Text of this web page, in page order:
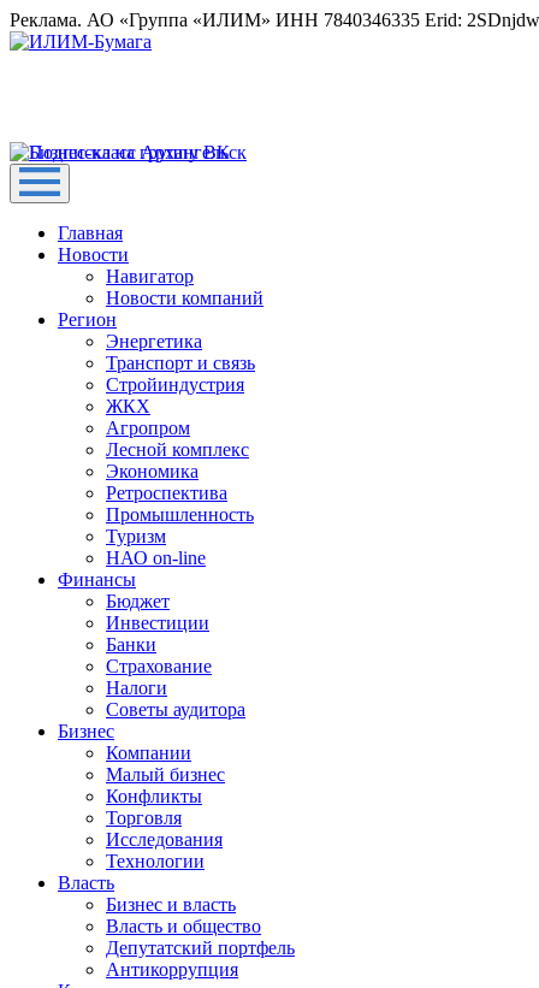
Реклама. АО «Группа «ИЛИМ» ИНН 7840346335 Erid:
Главная
Новости
Навигатор
Новости компаний
Регион
Энергетика
Транспорт и связь
Стройиндустрия
ЖКХ
Агропром
Лесной комплекс
Экономика
Ретроспектива
Промышленность
Туризм
НАО on-line
Финансы
Бюджет
Инвестиции
Банки
Страхование
Налоги
Советы аудитора
Бизнес
Компании
Малый бизнес
Конфликты
Торговля
Исследования
Технологии
Власть
Бизнес и власть
Власть и общество
Депутатский портфель
Антикоррупция